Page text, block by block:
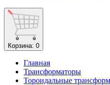
Корзина: 0
Главная
Трансформаторы
Тороидальные